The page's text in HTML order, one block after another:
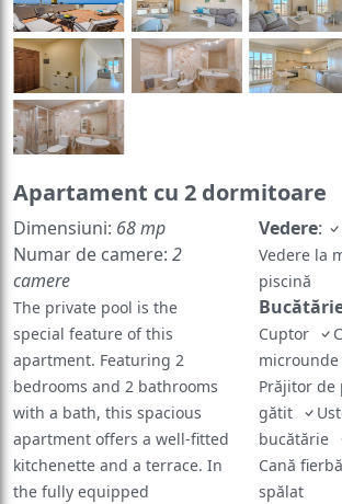
Apartament cu 2 dormitoare
Dimensiuni: 68 mp
Numar de camere: 2
camere
The private pool is the
special feature of this
apartment. Featuring 2
bedrooms and 2 bathrooms
with a bath, this spacious
apartment offers a well-fitted
kitchenette and a terrace. In
the fully equipped
Vedere:
Vedere la
piscină
Cuptor
microunde
Prăjitor de
gătit
bucătărie
Cană
spălat